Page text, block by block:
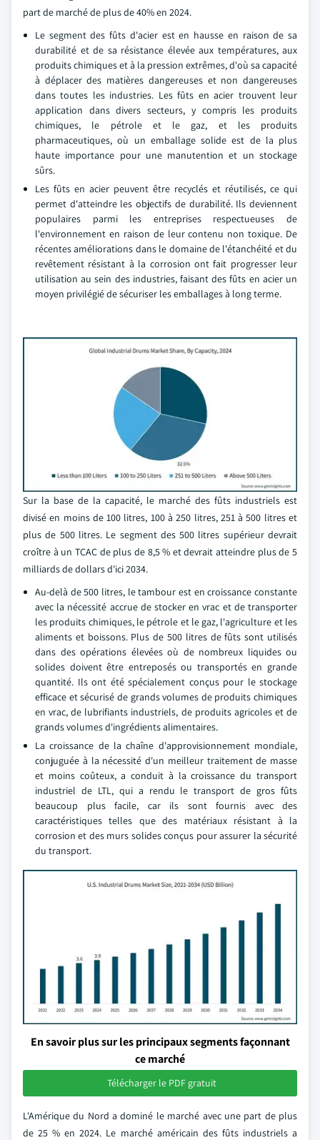
part de marché de plus de 40% en 2024.
Le segment des fûts d'acier est en hausse en raison de sa
durabilité et de sa résistance élevée aux températures, aux
produits chimiques et à la pression extrêmes, d'où sa capacité
à déplacer des matières dangereuses et non dangereuses
dans toutes les industries. Les fûts en acier trouvent leur
application dans divers secteurs, y compris les produits
chimiques, le pétrole et le gaz, et les produits
pharmaceutiques, où un emballage solide est de la plus
haute importance pour une manutention et un stockage
sûrs.
Les fûts en acier peuvent être recyclés et réutilisés, ce qui
permet d'atteindre les objectifs de durabilité. Ils deviennent
populaires parmi les entreprises respectueuses de
l'environnement en raison de leur contenu non toxique. De
récentes améliorations dans le domaine de l'étanchéité et du
revêtement résistant à la corrosion ont fait progresser leur
utilisation au sein des industries, faisant des fûts en acier un
moyen privilégié de sécuriser les emballages à long terme.
Sur la base de la capacité, le marché des fûts industriels est
divisé en moins de 100 litres, 100 à 250 litres, 251 à 500 litres et
plus de 500 litres. Le segment des 500 litres supérieur devrait
croître à un TCAC de plus de 8,5 % et devrait atteindre plus de 5
milliards de dollars d'ici 2034.
Au-delà de 500 litres, le tambour est en croissance constante
avec la nécessité accrue de stocker en vrac et de transporter
les produits chimiques, le pétrole et le gaz, l'agriculture et les
aliments et boissons. Plus de 500 litres de fûts sont utilisés
dans des opérations élevées où de nombreux liquides ou
solides doivent être entreposés ou transportés en grande
quantité. Ils ont été spécialement conçus pour le stockage
efficace et sécurisé de grands volumes de produits chimiques
en vrac, de lubrifiants industriels, de produits agricoles et de
grands volumes d'ingrédients alimentaires.
La croissance de la chaîne d'approvisionnement mondiale,
conjuguée à la nécessité d'un meilleur traitement de masse
et moins coûteux, a conduit à la croissance du transport
industriel de LTL, qui a rendu le transport de gros fûts
beaucoup plus facile, car ils sont fournis avec des
caractéristiques telles que des matériaux résistant à la
corrosion et des murs solides conçus pour assurer la sécurité
du transport.
En savoir plus sur les principaux segments façonnant
ce marché
Télécharger le PDF gratuit
L'Amérique du Nord a dominé le marché avec une part de plus
de 25 % en 2024. Le marché américain des fûts industriels a